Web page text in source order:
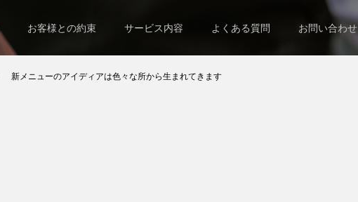
お客様との約束 サービス内容 よくある質問 お問い合わせ
新メニューのアイディアは色々な所から生まれてきます